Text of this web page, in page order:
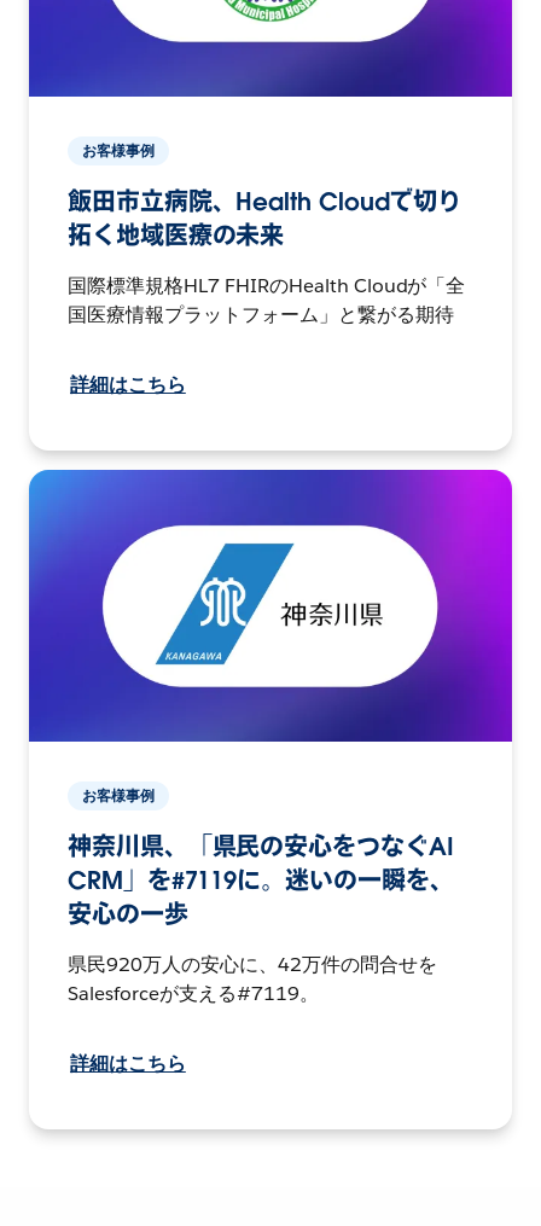
お客様事例
飯田市立病院、Health Cloudで切り
拓く地域医療の未来
国際標準規格HL7 FHIRのHealth Cloudが「全
国医療情報プラットフォーム」と繋がる期待
詳細はこちら
お客様事例
神奈川県、「県民の安心をつなぐAI
CRM」を#7119に。迷いの一瞬を、
安心の一歩
県民920万人の安心に、42万件の問合せを
Salesforceが支える#7119。
詳細はこちら